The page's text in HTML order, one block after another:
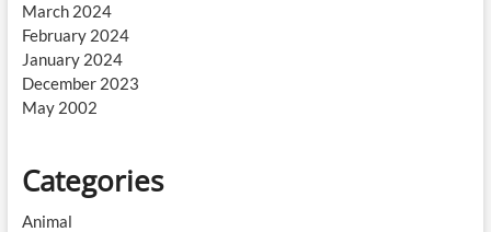
March 2024
February 2024
January 2024
December 2023
May 2002
Categories
Animal